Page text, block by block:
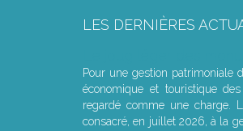
LES DERNIÈRES
Pour une gestion patrimoniale
économique et touristique
regardé comme une charge.
consacré, en juillet 2026, à la